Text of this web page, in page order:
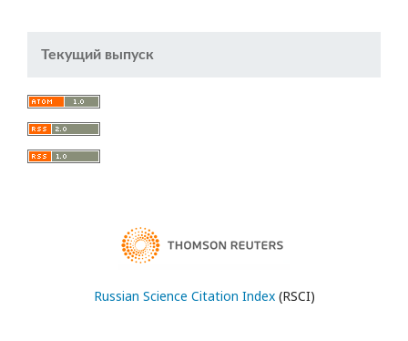
Текущий выпуск
Russian Science Citation Index(RSCI)